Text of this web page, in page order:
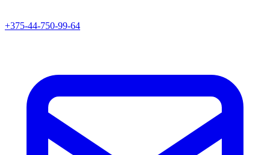
+375-44-750-99-64